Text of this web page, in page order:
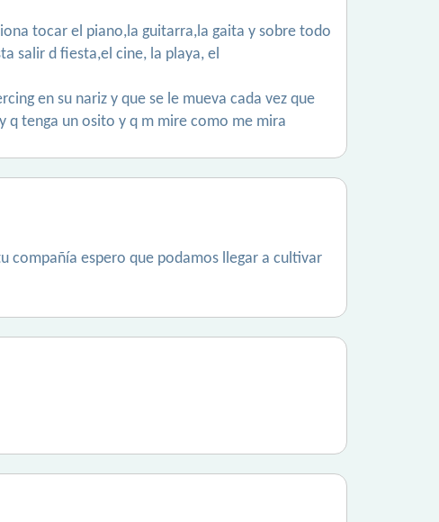
tocar el piano,la guitarra,la gaita y sobre todo
salir d fiesta,el cine, la playa, el
en su nariz y que se le mueva cada vez que
q tenga un osito y q m mire como me mira
compañía espero que podamos llegar a cultivar